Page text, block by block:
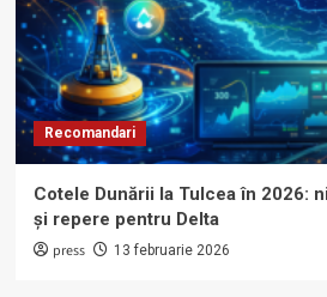
Recomandari
Cotele Dunării la Tulcea în 2026:
și repere pentru Delta
press 13 februarie 2026